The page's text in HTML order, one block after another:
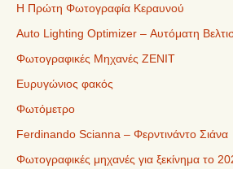
Η Πρώτη Φωτογραφία Κεραυνού
Auto Lighting Optimizer – Αυτόματη
Φωτογραφικές Μηχανές ZENIT
Ευρυγώνιος φακός
Φωτόμετρο
Ferdinando Scianna – Φερντινάντο Σιάνα
Φωτογραφικές μηχανές για ξεκίνημα το